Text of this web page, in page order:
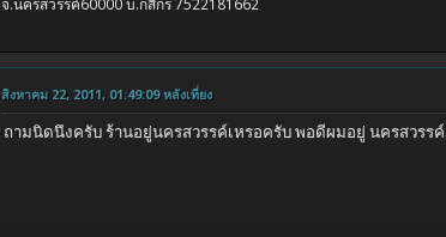
จ.นครสวรรค์60000 บ.กสิกร 7522181662
สิงหาคม 22, 2011, 01:49:09 หลังเที่ยง
ถามนิดนึงครับ ร้านอยู่นครสวรรค์เหรอครับ พอดีผมอยู่ นครสวรรค์